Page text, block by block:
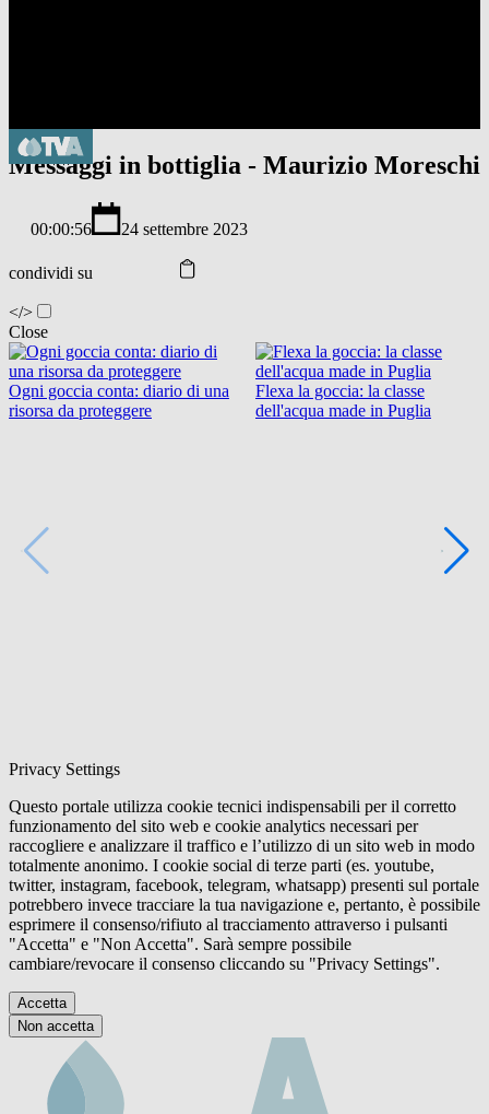
Messaggi in bottiglia - Maurizio Moreschi
00:00:56 24 settembre 2023
condividi su
</>
Close
Ogni goccia conta: diario di una
risorsa da proteggere
Flexa la goccia: la classe
dell'acqua made in Puglia
Privacy Settings
Questo portale utilizza cookie tecnici indispensabili per il corretto
funzionamento del sito web e cookie analytics necessari per
raccogliere e analizzare il traffico e l’utilizzo di un sito web in modo
totalmente anonimo. I cookie social di terze parti (es. youtube,
twitter, instagram, facebook, telegram, whatsapp) presenti sul portale
potrebbero invece tracciare la tua navigazione e, pertanto, è possibile
esprimere il consenso/rifiuto al tracciamento attraverso i pulsanti
"Accetta" e "Non Accetta". Sarà sempre possibile
cambiare/revocare il consenso cliccando su "Privacy Settings".
Accetta
Non accetta